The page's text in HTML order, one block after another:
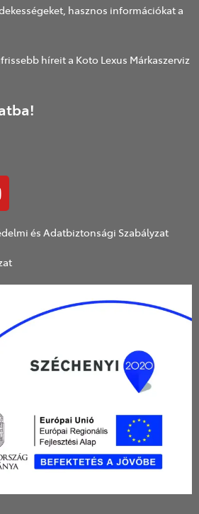
hasznos információkat a
híreit a Koto Lexus Márkaszerviz
és Adatbiztonsági Szabályzat